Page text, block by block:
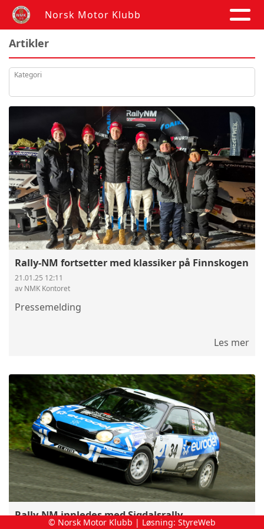
Norsk Motor Klubb
Artikler
Kategori
Rally-NM fortsetter med klassiker på Finnskogen
21.01.25 12:11
av NMK Kontoret
Pressemelding
Les mer
Rally-NM innledes med Sigdalsrally
© Norsk Motor Klubb | Løsning: StyreWeb